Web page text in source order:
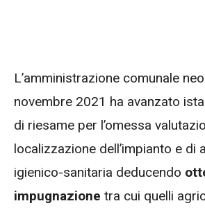
L’amministrazione comunale
novembre 2021 ha avanzato
di riesame per l’omessa
localizzazione dell’impianto e di
igienico-sanitaria deducendo
impugnazione tra cui quelli